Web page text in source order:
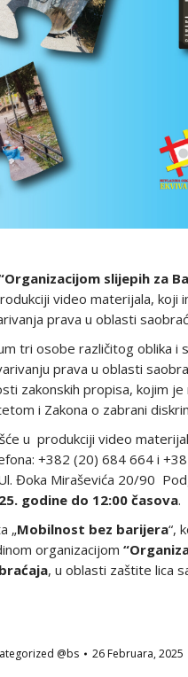
slijepih za
video materijala, koji
prava u oblasti
tri osobe različitog oblika
prava u oblasti
zakonskih propisa, kojim
i Zakona o zabrani
u produkciji video
+382 (20) 684 664 i
Đoka Miraševića 20/90
godine do 12:00 časova.
„Mobilnost bez barijera“,
organizacijom
, u oblasti zaštite lica
@bs 26 Februara, 2025